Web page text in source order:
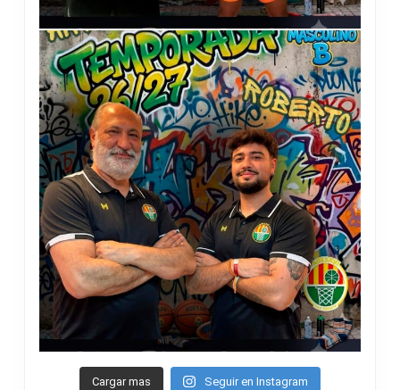
Cargar mas Seguir en Instagram